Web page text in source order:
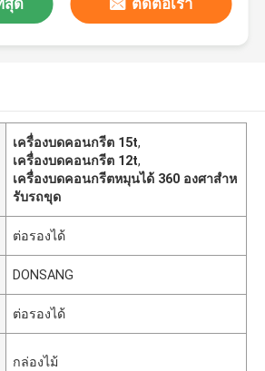
เครื่องบดคอนกรีต 15t,
เครื่องบดคอนกรีต 12t,
เครื่องบดคอนกรีตหมุนได้ 360 องศาสำห
รับรถขุด
ต่อรองได้
DONSANG
ต่อรองได้
กล่องไม้